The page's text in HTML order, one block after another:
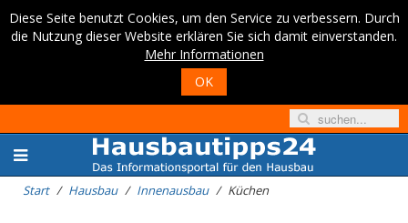
Diese Seite benutzt Cookies, um den Service zu verbessern. Durch
die Nutzung dieser Website erklären Sie sich damit einverstanden.
Mehr Informationen
OK
Start Hausbau Innenausbau Küchen